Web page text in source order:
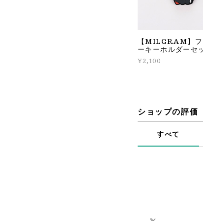
【MILGRAM】
ーキーホルダーセ
¥2,100
ショップの評価
すべて